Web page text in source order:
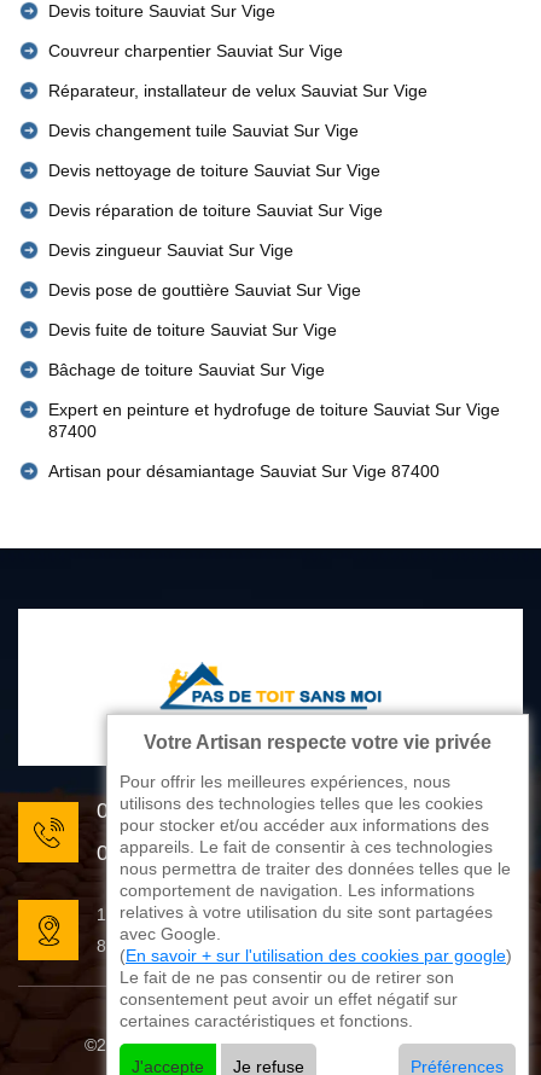
Devis toiture Sauviat Sur Vige
Couvreur charpentier Sauviat Sur Vige
Réparateur, installateur de velux Sauviat Sur Vige
Devis changement tuile Sauviat Sur Vige
Devis nettoyage de toiture Sauviat Sur Vige
Devis réparation de toiture Sauviat Sur Vige
Devis zingueur Sauviat Sur Vige
Devis pose de gouttière Sauviat Sur Vige
Devis fuite de toiture Sauviat Sur Vige
Bâchage de toiture Sauviat Sur Vige
Expert en peinture et hydrofuge de toiture Sauviat Sur Vige
87400
Artisan pour désamiantage Sauviat Sur Vige 87400
05 33 06 22 81
07 80 33 28 62
176 avenue de Limoges
87270 Couzeix
©2025 - 2026 Tout droit réservé Mentions légales
Votre Artisan respecte votre vie privée
Pour offrir les meilleures expériences, nous
utilisons des technologies telles que les cookies
pour stocker et/ou accéder aux informations des
appareils. Le fait de consentir à ces technologies
nous permettra de traiter des données telles que le
comportement de navigation. Les informations
relatives à votre utilisation du site sont partagées
avec Google.
(En savoir + sur l'utilisation des cookies par google)
Le fait de ne pas consentir ou de retirer son
consentement peut avoir un effet négatif sur
certaines caractéristiques et fonctions.
J'accepte Je refuse Préférences